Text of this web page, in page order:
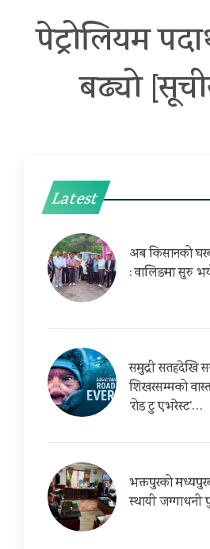
पेट्रोलियम
बढ्यो
Latest
अब किसानको
: वालिङमा सुरु
समुद्री सतहदेखि
शिखरसम्मको
‘रोड टु एभरेस्ट’…
भक्तपुरको
स्थायी जग्गाधनी